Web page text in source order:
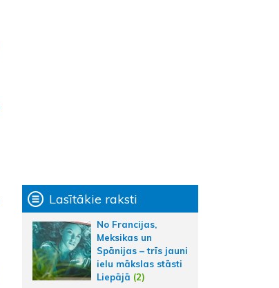
Lasītākie raksti
No Francijas,
Meksikas un
Spānijas – trīs jauni
ielu mākslas stāsti
Liepājā (2)